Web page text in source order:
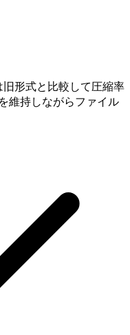
形式と比較して圧縮率
維持しながらファイル